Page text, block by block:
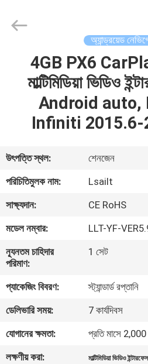
আমাদের
সম্পর্কে
কারখানা
ভ্রমণ
মান
নিয়ন্ত্রণ
যোগাযোগ
Electron
Co.,Ltd.
অ্যান্ড্রয়েড
4GB PX6
মাল্টিমিডিয়া ভিডিও
Android
Infiniti 2015.6-
উৎপত্তি স্থল:
শেনজেন
পরিচিতিমুলক নাম:
Lsailt
সাক্ষ্যদান:
CE RoHS
মডেল নম্বার:
LLT-YF-
ন্যূনতম চাহিদার
পরিমাণ:
1 সেট
প্যাকেজিং বিবরণ:
স্ট্যান্ডার্ড রপ্তানি
ডেলিভারি সময়:
7 কার্যদিবস
যোগানের ক্ষমতা:
প্রতি মাসে 2,000
লক্ষণীয় করা:
মাল্টিমিডিয়া ভিডিও ইন্টারফেস